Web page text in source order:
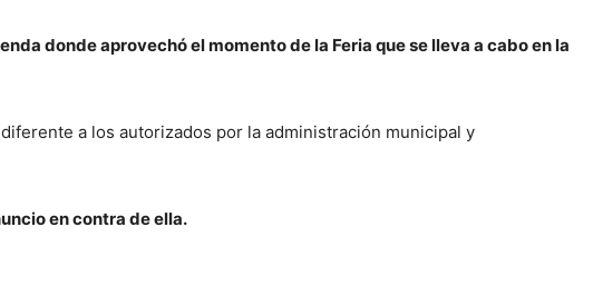
donde aprovechó el momento de la Feria que se lleva a cabo en la
a los autorizados por la administración municipal y
en contra de ella.